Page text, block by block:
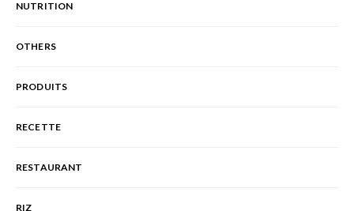
NUTRITION
OTHERS
PRODUITS
RECETTE
RESTAURANT
RIZ